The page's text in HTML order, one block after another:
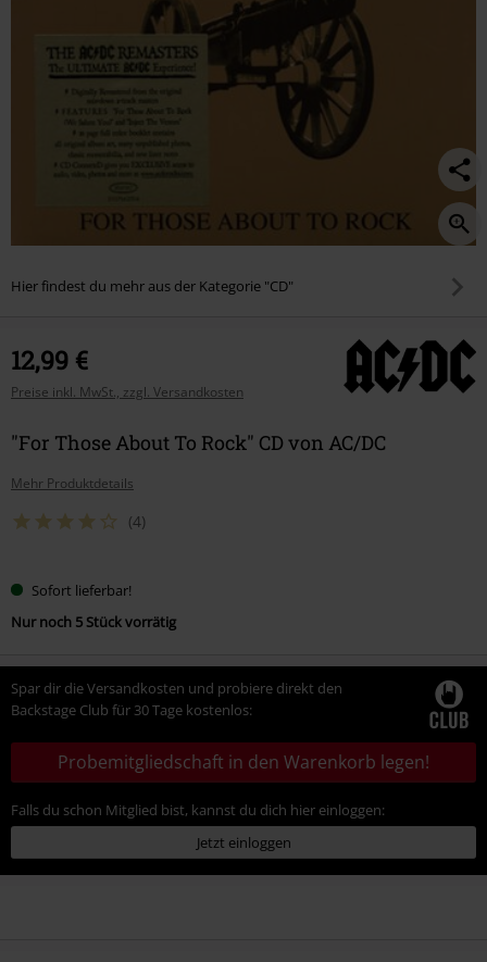
Hier findest du mehr aus der Kategorie "CD"
12,99 €
Preise inkl. MwSt., zzgl. Versandkosten
"For Those About To Rock" CD von AC/DC
Mehr Produktdetails
(4)
Sofort lieferbar!
Nur noch 5 Stück vorrätig
Spar dir die Versandkosten und probiere direkt den
Backstage Club für 30 Tage kostenlos:
Probemitgliedschaft in den Warenkorb legen!
Falls du schon Mitglied bist, kannst du dich hier einloggen:
Jetzt einloggen